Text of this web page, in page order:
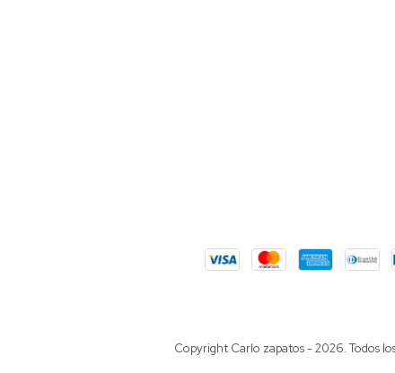
Copyright Carlo zapatos - 2026. Todos